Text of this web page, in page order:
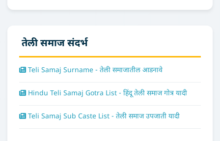
तेली समाज संदर्भ
Teli Samaj Surname - तेली समाजातील आडनावे
Hindu Teli Samaj Gotra List - हिंदू तेली समाज गोत्र यादी
Teli Samaj Sub Caste List - तेली समाज उपजाती यादी